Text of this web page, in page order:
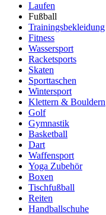
Laufen
Fußball
Trainingsbekleidung
Fitness
Wassersport
Racketsports
Skaten
Sporttaschen
Wintersport
Klettern & Bouldern
Golf
Gymnastik
Basketball
Dart
Waffensport
Yoga Zubehör
Boxen
Tischfußball
Reiten
Handballschuhe